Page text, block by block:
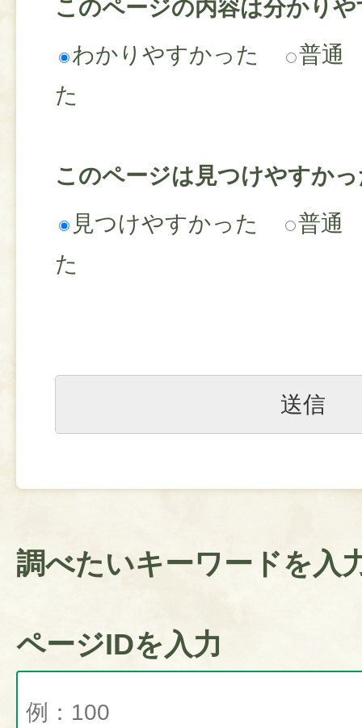
このページの内容は分かり
わかりやすかった
普通
た
このページは見つけやすか
見つけやすかった
普通
た
調べたいキーワードを入
ページIDを入力